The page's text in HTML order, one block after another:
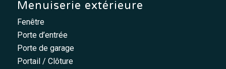
Menuiserie extérieure
Fenêtre
Porte d’entrée
Porte de garage
Portail / Clôture